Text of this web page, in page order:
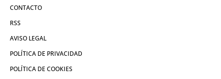
CONTACTO
RSS
AVISO LEGAL
POLÍTICA DE PRIVACIDAD
POLÍTICA DE COOKIES